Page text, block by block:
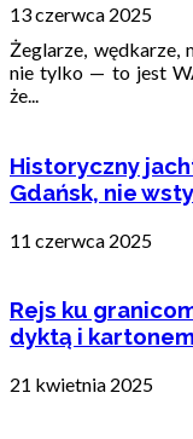
13 czerwca 2025
Żeglarze, wędkarze,
nie tylko — to jest
że...
Historyczny
Gdańsk, nie
11 czerwca 2025
Rejs ku
dyktą i kartonem
21 kwietnia 2025